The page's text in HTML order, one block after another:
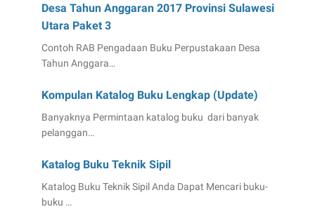
Desa Tahun Anggaran 2017 Provinsi Sulawesi
Utara Paket 3
Contoh RAB Pengadaan Buku Perpustakaan Desa
Tahun Anggara…
Kompulan Katalog Buku Lengkap (Update)
Banyaknya Permintaan katalog buku dari banyak
pelanggan…
Katalog Buku Teknik Sipil
Katalog Buku Teknik Sipil Anda Dapat Mencari buku-
buku …